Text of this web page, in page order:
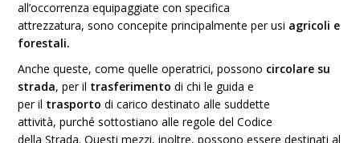
all’occorrenza equipaggiate conspecifica
attrezzatura, sono concepite principalmente per usi agricoli e
forestali.
Anche queste, come quelle operatrici,possono circolare su
strada, per il trasferimento di chi le guida e
per il trasporto di carico destinato alle suddette
attività, purché sottostiano alle regole delCodice
della Strada. Questi mezzi, inoltre, possono esseredestinati al